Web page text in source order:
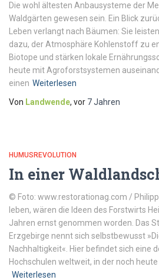
Die wohl ältesten Anbausysteme der
Waldgärten gewesen sein. Ein Blick
Leben verlangt nach Bäumen: Sie
dazu, der Atmosphäre Kohlenstoff zu
Biotope und stärken lokale
heute mit Agroforstsystemen
einen Weiterlesen
Von Landwende, vor 7 Jahren
HUMUSREVOLUTION
In einer
© Foto: www.restorationag.com /
leben, wären die ­Ideen des Forstwirts
Jahren ernst genommen worden. Das
Erzgebirge nennt sich selbstbewusst
Nachhaltigkeit«. Hier befindet sich eine
Hochschulen weltweit, in der noch
Weiterlesen